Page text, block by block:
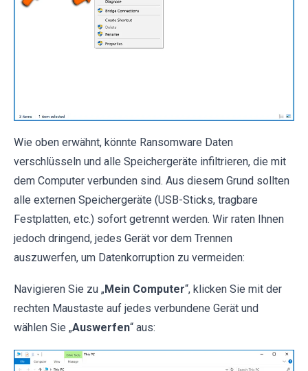
Wie oben erwähnt, könnte Ransomware Daten
verschlüsseln und alle Speichergeräte infiltrieren, die mit
dem Computer verbunden sind. Aus diesem Grund sollten
alle externen Speichergeräte (USB-Sticks, tragbare
Festplatten, etc.) sofort getrennt werden. Wir raten Ihnen
jedoch dringend, jedes Gerät vor dem Trennen
auszuwerfen, um Datenkorruption zu vermeiden:
Navigieren Sie zu „Mein Computer“, klicken Sie mit der
rechten Maustaste auf jedes verbundene Gerät und
wählen Sie „Auswerfen“ aus: